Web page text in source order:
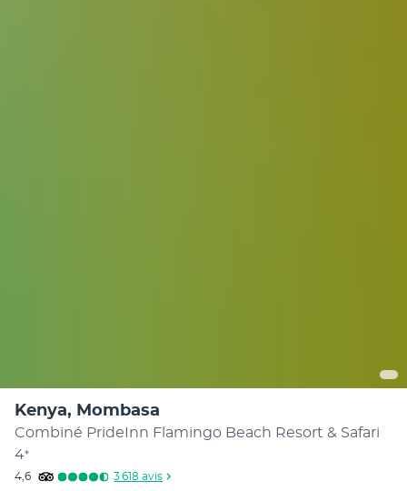
Kenya, Mombasa
Combiné PrideInn Flamingo Beach Resort & Safari
4*
4,6 3 618 avis